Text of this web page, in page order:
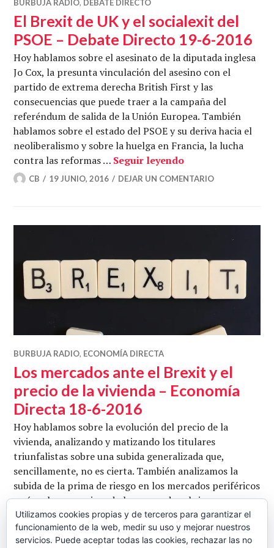
BURBUJA RADIO, DEBATE DIRECTO
El Brexit de UK y el socialexit del
PSOE – Debate Directo 19-6-2016
Hoy hablamos sobre el asesinato de la diputada inglesa
Jo Cox, la presunta vinculación del asesino con el
partido de extrema derecha British First y las
consecuencias que puede traer a la campaña del
referéndum de salida de la Unión Europea. También
hablamos sobre el estado del PSOE y su deriva hacia el
neoliberalismo y sobre la huelga en Francia, la lucha
contra las reformas … Seguir leyendoEl Brexit de UK y
CB 19 JUNIO, 2016 DEJAR UN COMENTARIO
BURBUJA RADIO, ECONOMÍA DIRECTA
Los mercados ante el Brexit y el
precio de la vivienda – Economía
Directa 18-6-2016
Hoy hablamos sobre la evolución del precio de la
vivienda, analizando y matizando los titulares
triunfalistas sobre una subida generalizada que,
sencillamente, no es cierta. También analizamos la
subida de la prima de riesgo en los mercados periféricos
y cómo han reaccionado los mercados al riesgo
creciente de Brexit y el lamentable asesinato de Jo Cox.
Con Francisco Guillén e Ignasi Carrera. Conduce Juan
Carlos … Seguir leyendoLos mercados ante el Brexit y
Utilizamos cookies propias y de terceros para garantizar el
funcionamiento de la web, medir su uso y mejorar nuestros
servicios. Puede aceptar todas las cookies, rechazar las no